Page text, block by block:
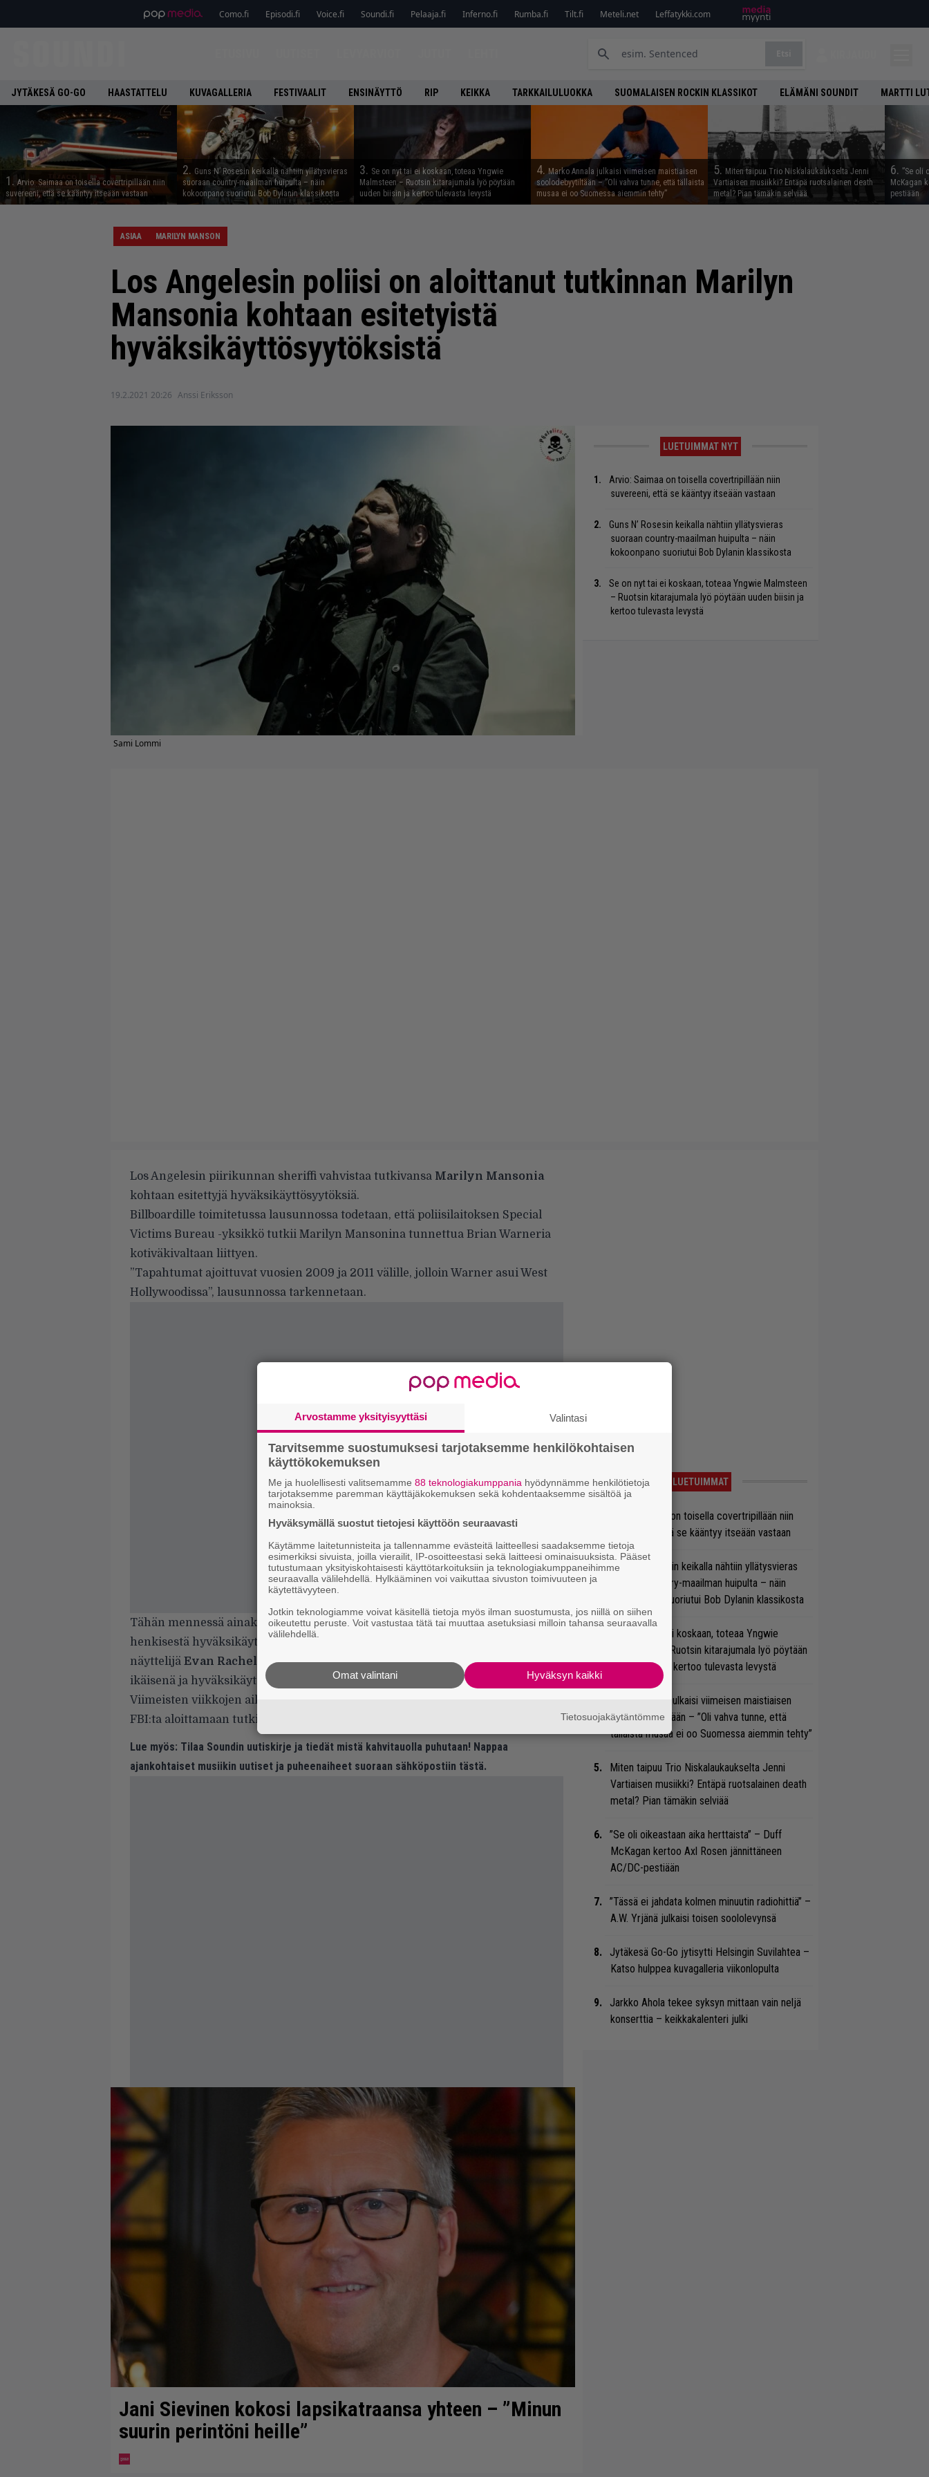
Como.fi Episodi.fi Voice.fi Soundi.fi Pelaaja.fi Inferno.fi Rumba.fi Tilt.fi Meteli.net Leffatykki.com
JYTÄKESÄ GO-GO HAASTATTELU KUVAGALLERIA FESTIVAALIT ENSINÄYTTÖ RIP KEIKKA TARKKAILULUOKKA SUOMALAISEN ROCKIN KLASSIKOT ELÄMÄNI SOUNDIT MARTTI
1. Arvio: Saimaa on toisella covertripillään niin
suvereeni, että se kääntyy itseään vastaan
2. Guns N’ Rosesin keikalla nähtiin yllätysvieras
suoraan country-maailman huipulta – näin
kokoonpano suoriutui Bob Dylanin klassikosta
3. Se on nyt tai ei koskaan, toteaa Yngwie
Malmsteen – Ruotsin kitarajumala lyö pöytään
uuden biisin ja kertoo tulevasta levystä
4. Marko Annala julkaisi viimeisen maistiaisen
soolodebyytiltään – ”Oli vahva tunne, että tällaista
musaa ei oo Suomessa aiemmin tehty”
5. Miten taipuu Trio Niskalaukaukselta Jenni
Vartiaisen musiikki? Entäpä ruotsalainen death
metal? Pian tämäkin selviää
6. ”Se oli
McKagan
pestiään
ASIAA MARILYN MANSON
Los Angelesin poliisi on aloittanut tutkinnan Marilyn
Mansonia kohtaan esitetyistä
hyväksikäyttösyytöksistä
19.2.2021 20:26 Anssi Eriksson
Sami Lommi
LUETUIMMAT NYT
Arvio: Saimaa on toisella covertripillään niin
suvereeni, että se kääntyy itseään vastaan
Guns N’ Rosesin keikalla nähtiin yllätysvieras
suoraan country-maailman huipulta – näin
kokoonpano suoriutui Bob Dylanin klassikosta
Se on nyt tai ei koskaan, toteaa Yngwie Malmsteen
– Ruotsin kitarajumala lyö pöytään uuden biisin ja
kertoo tulevasta levystä
Los Angelesin piirikunnan sheriffi vahvistaa tutkivansa Marilyn Mansonia
kohtaan esitettyjä hyväksikäyttösyytöksiä.
Billboardille toimitetussa lausunnossa todetaan, että poliisilaitoksen Special
Victims Bureau -yksikkö tutkii Marilyn Mansonina tunnettua Brian Warneria
kotiväkivaltaan liittyen.
”Tapahtumat ajoittuvat vuosien 2009 ja 2011 välille, jolloin Warner asui West
Hollywoodissa”, lausunnossa tarkennetaan.
Tähän mennessä ainakin 11 naista on syyttänyt Mansonia fyysisestä ja
henkisestä hyväksikäytöstä. Ensimmäisenä aiheesta julkisesti puhunut
näyttelijä Evan Rachel Woodväittää joutuneensa Mansonin uhriksi jo teini-
ikäisenä ja hyväksikäytön jatkuneen vuosien ajan.
Viimeisten viikkojen aikana useampikin yhdysvaltalaispoliitikko on kehottanut
FBI:ta aloittamaan tutkinnan Mansonia kohtaan esitetyistä syytöksistä.
Lue myös: Tilaa Soundin uutiskirje ja tiedät mistä kahvitauolla puhutaan! Nappaa
ajankohtaiset musiikin uutiset ja puheenaiheet suoraan sähköpostiin tästä.
Jani Sievinen kokosi lapsikatraansa yhteen – ”Minun
suurin perintöni heille”
LUETUIMMAT
Arvio: Saimaa on toisella covertripillään niin
suvereeni, että se kääntyy itseään vastaan
Guns N’ Rosesin keikalla nähtiin yllätysvieras
suoraan country-maailman huipulta – näin
kokoonpano suoriutui Bob Dylanin klassikosta
Se on nyt tai ei koskaan, toteaa Yngwie
Malmsteen – Ruotsin kitarajumala lyö pöytään
uuden biisin ja kertoo tulevasta levystä
Marko Annala julkaisi viimeisen maistiaisen
soolodebyytiltään – ”Oli vahva tunne, että
tällaista musaa ei oo Suomessa aiemmin tehty”
Miten taipuu Trio Niskalaukaukselta Jenni
Vartiaisen musiikki? Entäpä ruotsalainen death
metal? Pian tämäkin selviää
”Se oli oikeastaan aika herttaista” – Duff
McKagan kertoo Axl Rosen jännittäneen
AC/DC-pestiään
”Tässä ei jahdata kolmen minuutin radiohittiä” –
A.W. Yrjänä julkaisi toisen soololevynsä
Jytäkesä Go-Go jytisytti Helsingin Suvilahtea –
Katso hulppea kuvagalleria viikonlopulta
Jarkko Ahola tekee syksyn mittaan vain neljä
konserttia – keikkakalenteri julki
Arvostamme yksityisyyttäsi Valintasi
Tarvitsemme suostumuksesi tarjotaksemme henkilökohtaisen
käyttökokemuksen
Me ja huolellisesti valitsemamme 88 teknologiakumppania hyödynnämme henkilötietoja
tarjotaksemme paremman käyttäjäkokemuksen sekä kohdentaaksemme sisältöä ja
mainoksia.
Hyväksymällä suostut tietojesi käyttöön seuraavasti
Käytämme laitetunnisteita ja tallennamme evästeitä laitteellesi saadaksemme tietoja
esimerkiksi sivuista, joilla vierailit, IP-osoitteestasi sekä laitteesi ominaisuuksista. Pääset
tutustumaan yksityiskohtaisesti käyttötarkoituksiin ja teknologiakumppaneihimme
seuraavalla välilehdellä. Hylkääminen voi vaikuttaa sivuston toimivuuteen ja
käytettävyyteen.
Jotkin teknologiamme voivat käsitellä tietoja myös ilman suostumusta, jos niillä on siihen
oikeutettu peruste. Voit vastustaa tätä tai muuttaa asetuksiasi milloin tahansa seuraavalla
välilehdellä.
Hyväksyn kaikki
Omat valintani
Tietosuojakäytäntömme